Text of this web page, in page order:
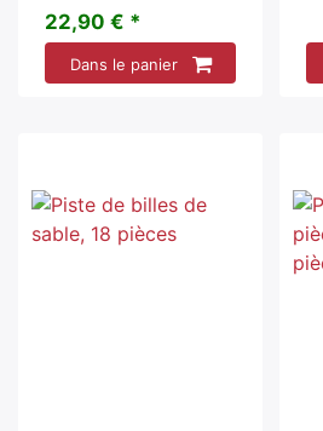
22,90 € *
Dans le panier